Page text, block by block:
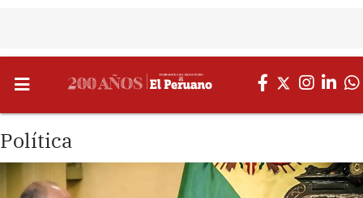
Política